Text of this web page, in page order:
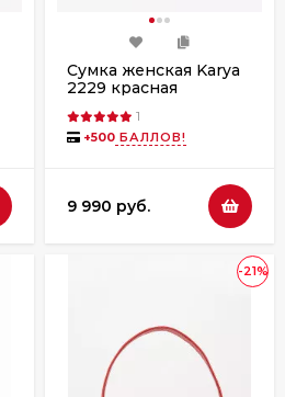
Сумка женская Karya
2229 красная
1
+500 БАЛЛОВ!
9 990 руб.
-21%